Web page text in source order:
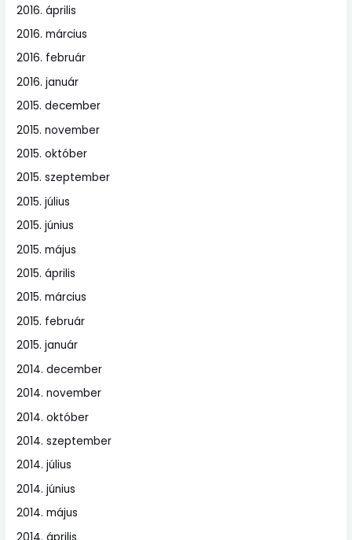
2016. április
2016. március
2016. február
2016. január
2015. december
2015. november
2015. október
2015. szeptember
2015. július
2015. június
2015. május
2015. április
2015. március
2015. február
2015. január
2014. december
2014. november
2014. október
2014. szeptember
2014. július
2014. június
2014. május
2014. április